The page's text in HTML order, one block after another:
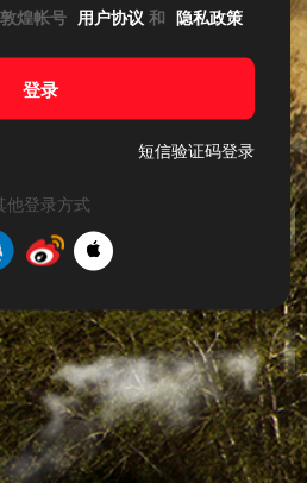
煌帐号 用户协议 和 隐私政策
登录
短信验证码登录
他登录方式